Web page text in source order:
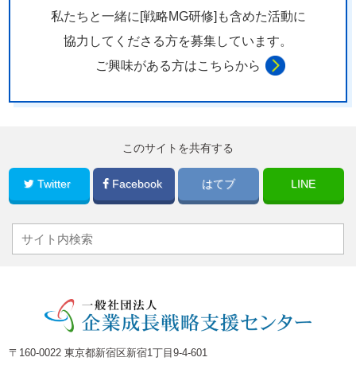
私たちと一緒に[戦略MG研修]も含めた活動に
協力してくださる方を募集しています。
ご興味がある方はこちらから
このサイトを共有する
Twitter Facebook はてブ LINE
〒160-0022 東京都新宿区新宿1丁目9-4-601